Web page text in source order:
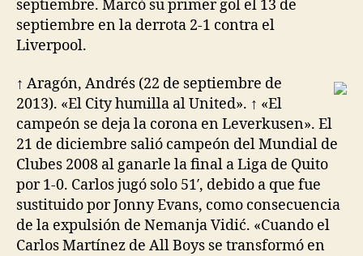
septiembre. Marcó su primer gol el 13 de
septiembre en la derrota 2-1 contra el
Liverpool.
↑ Aragón, Andrés (22 de septiembre de
2013). «El City humilla al United». ↑ «El
campeón se deja la corona en Leverkusen». El
21 de diciembre salió campeón del Mundial de
Clubes 2008 al ganarle la final a Liga de Quito
por 1-0. Carlos jugó solo 51′, debido a que fue
sustituido por Jonny Evans, como consecuencia
de la expulsión de Nemanja Vidić. «Cuando el
Carlos Martínez de All Boys se transformó en